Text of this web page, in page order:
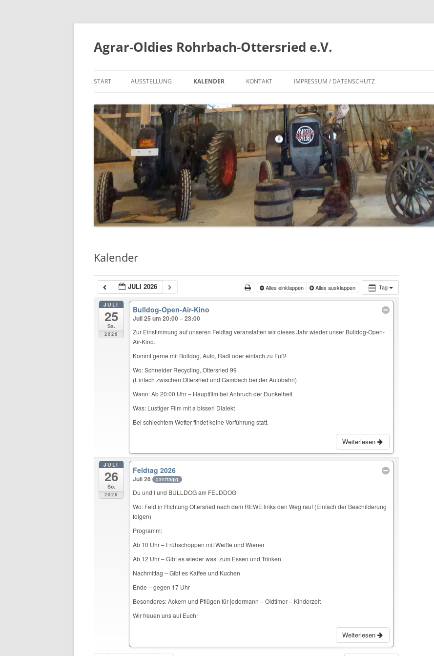
Zum
Agrar-Oldies Rohrbach-Ottersried e.V.
START AUSSTELLUNG KALENDER KONTAKT IMPRESSUM / DATENSCHUTZ
Kalender
Tag
JULI 2026 Alles einklappen Alles ausklappen
JULI
25
Sa.
2026
Bulldog-Open-Air-Kino
Juli 25 um 20:00 – 23:00
Zur Einstimmung auf unseren Feldtag veranstalten wir dieses Jahr wieder unser Bulldog-Open-
Air-Kino.
Kommt gerne mit Bolldog, Auto, Radl oder einfach zu Fuß!
Wo: Schneider Recycling, Ottersried 99
(Einfach zwischen Ottersried und Gambach bei der Autobahn)
Wann: Ab 20:00 Uhr – Hauptfilm bei Anbruch der Dunkelheit
Was: Lustiger Film mit a bisserl Dialekt
Bei schlechtem Wetter findet keine Vorführung statt.
Weiterlesen
JULI
26
So.
2026
Feldtag 2026
Juli 26 ganztägig
Du und I und BULLDOG am FELDDOG
Wo: Feld in Richtung Ottersried nach dem REWE links den Weg rauf (Einfach der Beschilderung
folgen)
Programm:
Ab 10 Uhr – Frühschoppen mit Weiße und Wiener
Ab 12 Uhr – Gibt es wieder was zum Essen und Trinken
Nachmittag – Gibt es Kaffee und Kuchen
Ende – gegen 17 Uhr
Besonderes: Ackern und Pflügen für jedermann – Oldtimer – Kinderzelt
Wir freuen uns auf Euch!
Weiterlesen